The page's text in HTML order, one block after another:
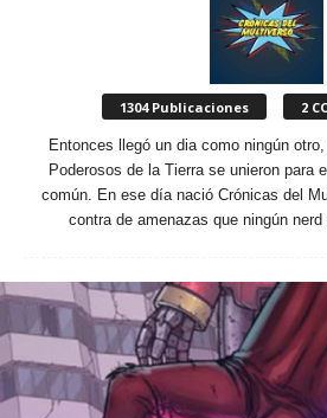
1304 Publicaciones 2
Entonces llegó un dia como ningún
Poderosos de la Tierra se unieron para
común. En ese día nació Crónicas del
contra de amenazas que ningún